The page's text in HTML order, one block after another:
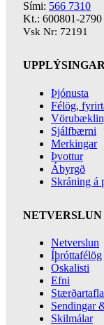
Sími: 566 7310
Kt.: 600801-2790
Vsk Nr: 72191
Þjónusta
Félög,
Sjálfbærni
Merkingar
Þvottur
Ábyrgð
Skráning á
NETVERSLUN
Netverslun
Íþróttafélög
Óskalisti
Efni
Stærðartafla
Sendingar
Skilmálar